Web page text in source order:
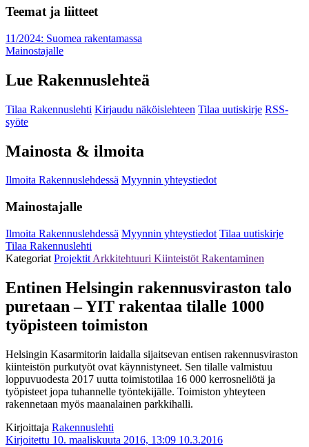
Teemat ja liitteet
11/2024: Suomea rakentamassa
Mainostajalle
Lue Rakennuslehteä
Tilaa Rakennuslehti Kirjaudu näköislehteen Tilaa uutiskirje RSS-
syöte
Mainosta & ilmoita
Ilmoita Rakennuslehdessä Myynnin yhteystiedot
Mainostajalle
Ilmoita Rakennuslehdessä Myynnin yhteystiedot Tilaa uutiskirje
Tilaa Rakennuslehti
Kategoriat Projektit Arkkitehtuuri Kiinteistöt Rakentaminen
Entinen Helsingin rakennusviraston talo
puretaan – YIT rakentaa tilalle 1000
työpisteen toimiston
Helsingin Kasarmitorin laidalla sijaitsevan entisen rakennusviraston
kiinteistön purkutyöt ovat käynnistyneet. Sen tilalle valmistuu
loppuvuodesta 2017 uutta toimistotilaa 16 000 kerrosneliötä ja
työpisteet jopa tuhannelle työntekijälle. Toimiston yhteyteen
rakennetaan myös maanalainen parkkihalli.
Kirjoittaja Rakennuslehti
Kirjoitettu 10. maaliskuuta 2016, 13:09 10.3.2016